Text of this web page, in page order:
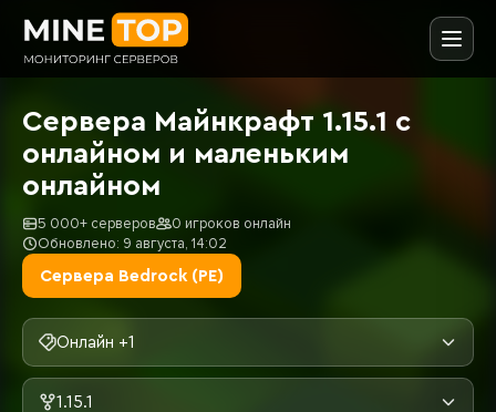
Сервера Майнкрафт 1.15.1 с
онлайном и маленьким
онлайном
5 000+ серверов
0 игроков онлайн
Обновлено: 9 августа, 14:02
Сервера Bedrock (PE)
Онлайн +1
1.15.1